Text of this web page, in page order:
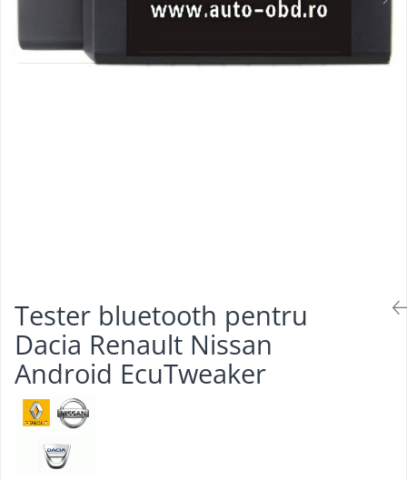
Testere Moto ATV
Tester bluetooth pentru
Dacia Renault Nissan
Android EcuTweaker